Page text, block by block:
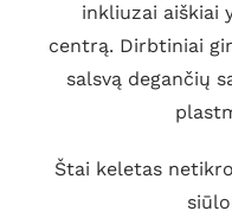
inkliuzai aiškiai
centrą. Dirbtiniai
salsvą degančių
Štai keletas